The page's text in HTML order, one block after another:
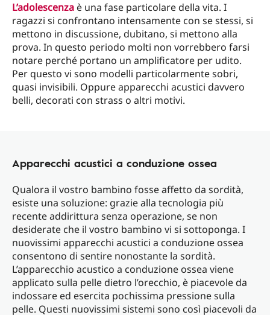
L’adolescenza è una fase particolare della vita. I
ragazzi si confrontano intensamente con se stessi, si
mettono in discussione, dubitano, si mettono alla
prova. In questo periodo molti non vorrebbero farsi
notare perché portano un amplificatore per udito.
Per questo vi sono modelli particolarmente sobri,
quasi invisibili. Oppure apparecchi acustici davvero
belli, decorati con strass o altri motivi.
Apparecchi acustici a conduzione ossea
Qualora il vostro bambino fosse affetto da sordità,
esiste una soluzione: grazie alla tecnologia più
recente addirittura senza operazione, se non
desiderate che il vostro bambino vi si sottoponga. I
nuovissimi apparecchi acustici a conduzione ossea
consentono di sentire nonostante la sordità.
L’apparecchio acustico a conduzione ossea viene
applicato sulla pelle dietro l’orecchio, è piacevole da
indossare ed esercita pochissima pressione sulla
pelle. Questi nuovissimi sistemi sono così piacevoli da